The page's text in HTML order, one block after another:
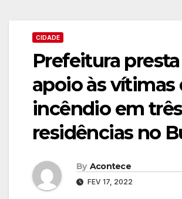
CIDADE
Prefeitura presta
apoio às vítimas
incêndio em três
residências no
By Acontece
FEV 17, 2022